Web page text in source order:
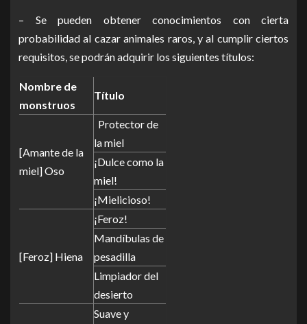
– Se pueden obtener conocimientos con cierta
probabilidad al cazar animales raros, y al cumplir ciertos
requisitos, se podrán adquirir los siguientes títulos:
Nombre de
monstruos
Título
[Amante de la
miel] Oso
Protector de
la miel
¡Dulce como la
miel!
¡Mielicioso!
[Feroz] Hiena
¡Feroz!
Mandíbulas de
pesadilla
Limpiador del
desierto
Suave y